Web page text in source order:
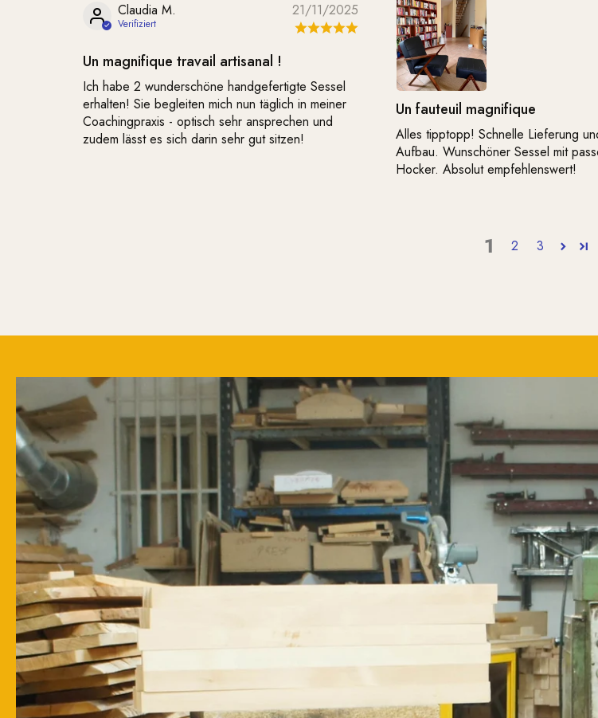
Un fauteuil magnifique
Alles tipptopp! Schnelle Lieferung
Aufbau. Wunschöner Sessel mit
Hocker. Absolut empfehlenswert!
21/11/2025
Claudia M.
Un magnifique travail artisanal !
Ich habe 2 wunderschöne handgefertigte Sessel
erhalten! Sie begleiten mich nun täglich in meiner
Coachingpraxis - optisch sehr ansprechen und
zudem lässt es sich darin sehr gut sitzen!
1 2 3